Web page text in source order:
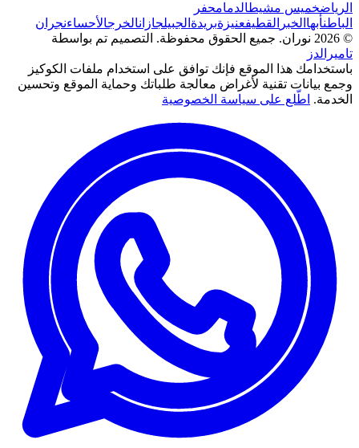
الرياضخميس مشيطالدمامحفر
الباطنأبها الخبر القطيفعنيزةبريدة الجبيلجازانالخرجالأحساءنجران
© 2026 نوران. جميع الحقوق محفوظة.
التصميم تم بواسطة
تاميرالدز
باستخدامك هذا الموقع فإنك توافق على استخدام ملفات الكوكيز
وجمع بيانات تقنية لأغراض معالجة طلباتك وحماية الموقع وتحسين
الخدمة. اطّلع على سياسة الخصوصية